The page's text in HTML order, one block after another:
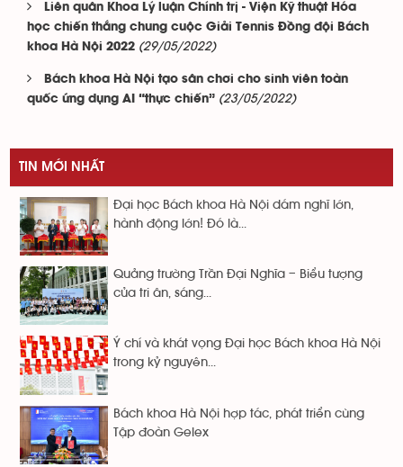
Liên quân Khoa Lý luận Chính trị - Viện Kỹ thuật Hóa
học chiến thắng chung cuộc Giải Tennis Đồng đội Bách
khoa Hà Nội 2022 (29/05/2022)
Bách khoa Hà Nội tạo sân chơi cho sinh viên toàn
quốc ứng dụng AI “thực chiến” (23/05/2022)
TIN MỚI NHẤT
Đại học Bách khoa Hà Nội dám nghĩ lớn,
hành động lớn! Đó là...
Quảng trường Trần Đại Nghĩa – Biểu tượng
của tri ân, sáng...
Ý chí và khát vọng Đại học Bách khoa Hà Nội
trong kỷ nguyên...
Bách khoa Hà Nội hợp tác, phát triển cùng
Tập đoàn Gelex